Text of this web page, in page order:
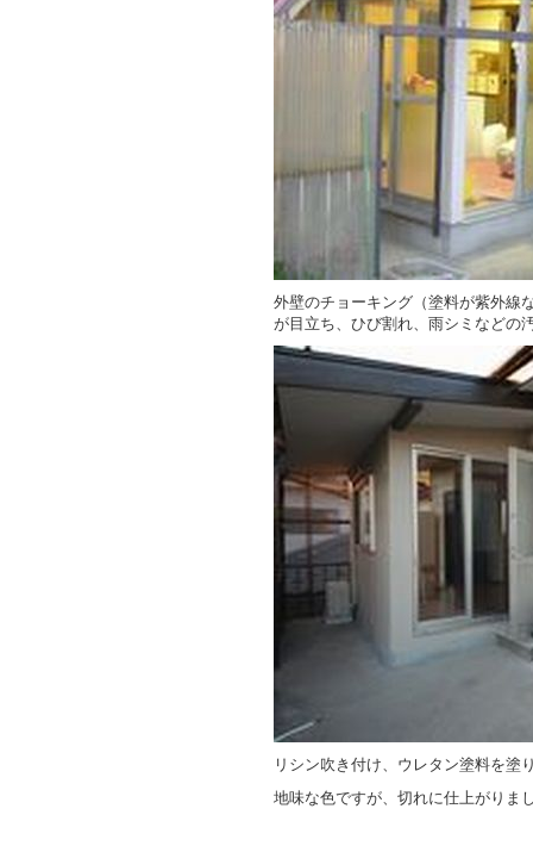
外壁のチョーキング（塗料が紫外線
が目立ち、ひび割れ、雨シミなどの
リシン吹き付け、ウレタン塗料を塗
地味な色ですが、切れに仕上がりま